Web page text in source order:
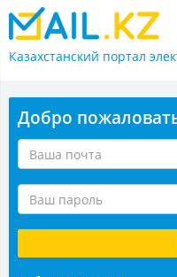
Казахстанский портал
Добро